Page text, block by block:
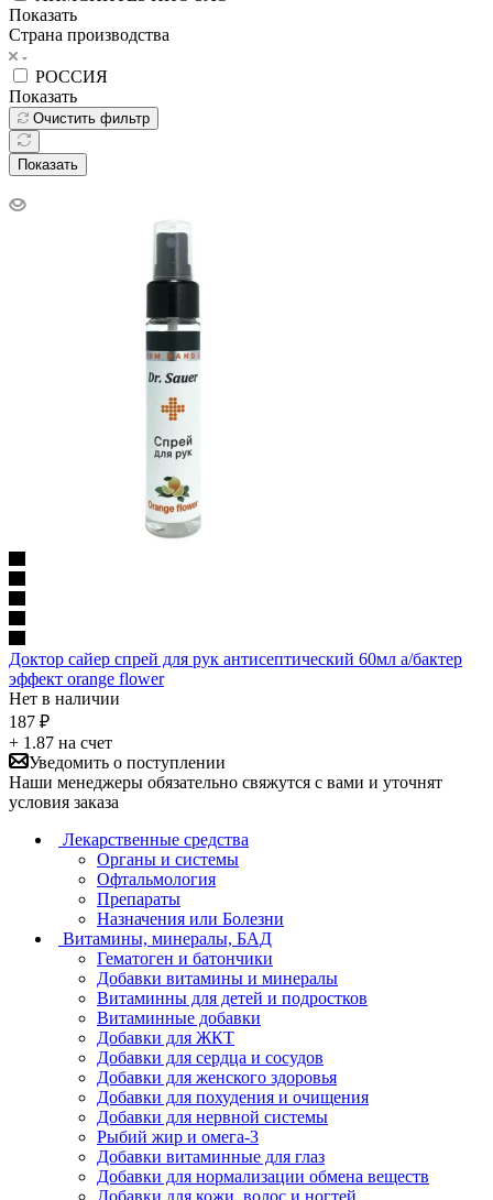
Показать
Страна производства
РОССИЯ
Показать
Очистить фильтр
Показать
Доктор сайер спрей для рук антисептический 60мл а/бактер
эффект orange flower
Нет в наличии
187 ₽
+ 1.87 на счет
Уведомить о поступлении
Наши менеджеры обязательно свяжутся с вами и уточнят
условия заказа
Лекарственные средства
Органы и системы
Офтальмология
Препараты
Назначения или Болезни
Витамины, минералы, БАД
Гематоген и батончики
Добавки витамины и минералы
Витаминны для детей и подростков
Витаминные добавки
Добавки для ЖКТ
Добавки для сердца и сосудов
Добавки для женского здоровья
Добавки для похудения и очищения
Добавки для нервной системы
Рыбий жир и омега-3
Добавки витаминные для глаз
Добавки для нормализации обмена веществ
Добавки для кожи, волос и ногтей